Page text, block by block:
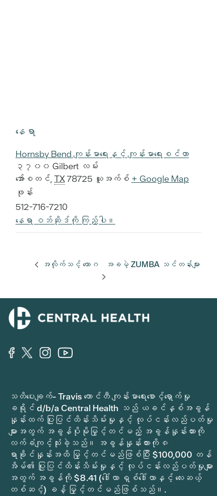
နေရာ
Hornsby Bend ကျန်းမာရေးနှင့် ကျန်းမာရေးစင်တာ
၃၇၀၀ Gilbert လမ်း
အော်စတင်, TX78725 ယူအက်စ် + Google Map
ဖုန်း
512-716-7210
နေရာ ဝဘ်ဆိုဒ်ကို ကြည့်ပါ။
အလိုက်သင့် ယောဂ အခမဲ့ ZUMBA သင်တန်းများ
သတိပေးချက်- Travis ကောင်တီ ကျန်းမာရေးစောင့်ရှောက်မှု
ခရိုင် d/b/a Central Health သည် ယခင်နှစ်အခွန်
နှုန်းထက် ပြုပြင်ထိန်းသိမ်းမှုနှင့် လုပ်ငန်းလည်ပတ်မှု
များအတွက် အခွန်ပိုမိုမြှင့်တင်မည့် အခွန်နှုန်းထားကို
လက်ခံကျင့်သုံးခဲ့သည်။ အခွန်နှုန်းထားကို ၈
ရာခိုင်နှုန်းအထိ မြှင့်တင်မည်ဖြစ်ပြီး $100,000 တန်
အိမ်၏ ပြုပြင်ထိန်းသိမ်းမှုနှင့် လုပ်ငန်းလည်ပတ်မှုများ
အတွက် အခွန်ကို $8.41 (ဒေါ်လာ ရှစ်ဒေါ်လာနှင့် လေးဆယ့်
တစ်ဆင့်) ခန့် မြှင့်တင်မည်ဖြစ်သည်။.